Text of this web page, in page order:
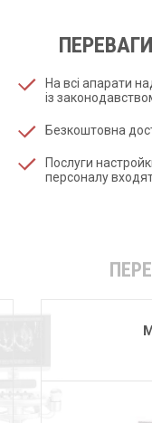
На всі апарати
із
Безкоштовна
Послуги
персоналу